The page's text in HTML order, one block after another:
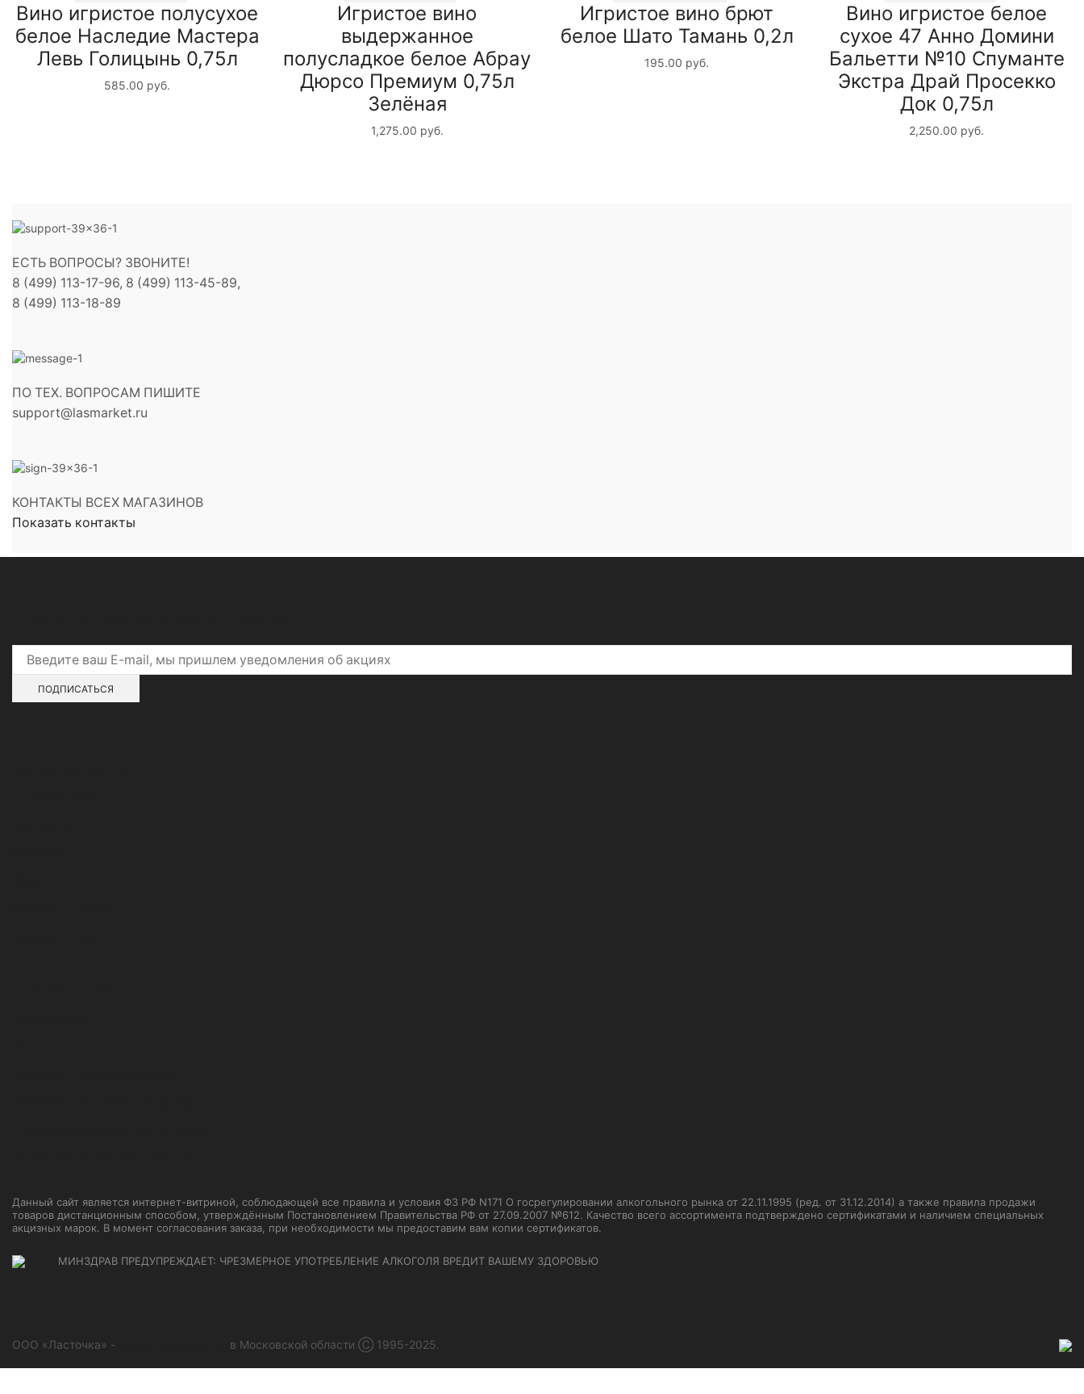
Вино игристое полусухое
белое Наследие Мастера
Левь Голицынь 0,75л
585.00 руб.
Игристое вино
выдержанное
полусладкое белое Абрау
Дюрсо Премиум 0,75л
Зелёная
1,275.00 руб.
Игристое вино брют
белое Шато Тамань 0,2л
195.00 руб.
Вино игристое белое
сухое 47 Анно Домини
Бальетти №10 Спуманте
Экстра Драй Просекко
Док 0,75л
2,250.00 руб.
ЕСТЬ ВОПРОСЫ? ЗВОНИТЕ!
8 (499) 113-17-96, 8 (499) 113-45-89,
8 (499) 113-18-89
ПО ТЕХ. ВОПРОСАМ ПИШИТЕ
support@lasmarket.ru
КОНТАКТЫ ВСЕХ МАГАЗИНОВ
Показать контакты
Данный сайт является интернет-витриной, соблюдающей все правила и условия ФЗ РФ N171 О госрегулировании алкогольного рынка от 22.11.1995 (ред. от 31.12.2014) а также правила продажи
товаров дистанционным способом, утверждённым Постановлением Правительства РФ от 27.09.2007 №612. Качество всего ассортимента подтверждено сертификатами и наличием специальных
акцизных марок. В момент согласования заказа, при необходимости мы предоставим вам копии сертификатов.
МИНЗДРАВ ПРЕДУПРЕЖДАЕТ: ЧРЕЗМЕРНОЕ УПОТРЕБЛЕНИЕ АЛКОГОЛЯ ВРЕДИТ ВАШЕМУ ЗДОРОВЬЮ
ООО «Ласточка» - в Московской области Ⓒ 1995-2025.